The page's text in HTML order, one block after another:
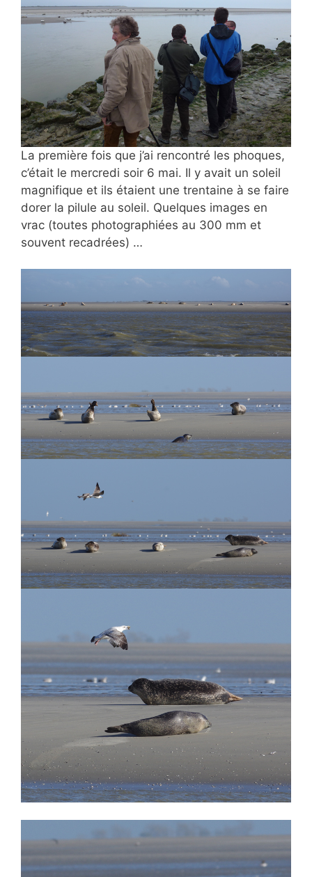
La première fois que j’ai rencontré les phoques,
c’était le mercredi soir 6 mai. Il y avait un soleil
magnifique et ils étaient une trentaine à se faire
dorer la pilule au soleil. Quelques images en
vrac (toutes photographiées au 300 mm et
souvent recadrées) …